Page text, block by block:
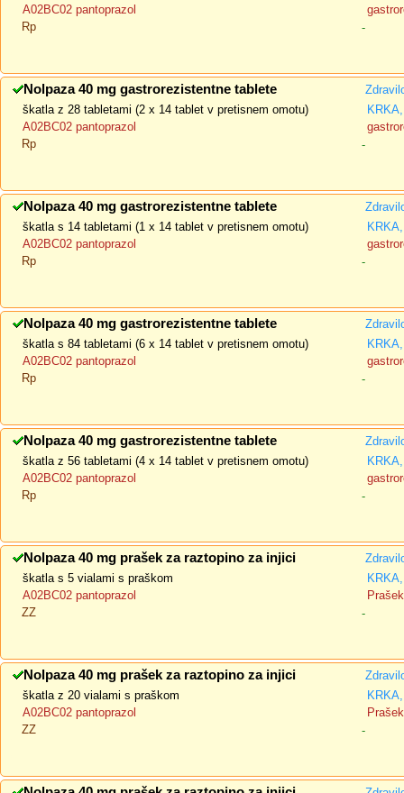
A02BC02 pantoprazol
Rp
-
Nolpaza 40 mg gastrorezistentne tablete
škatla z 28 tabletami (2 x 14 tablet v pretisnem omotu)
A02BC02 pantoprazol
Rp
-
Nolpaza 40 mg gastrorezistentne tablete
škatla s 14 tabletami (1 x 14 tablet v pretisnem omotu)
A02BC02 pantoprazol
Rp
-
Nolpaza 40 mg gastrorezistentne tablete
škatla s 84 tabletami (6 x 14 tablet v pretisnem omotu)
A02BC02 pantoprazol
Rp
-
Nolpaza 40 mg gastrorezistentne tablete
škatla z 56 tabletami (4 x 14 tablet v pretisnem omotu)
A02BC02 pantoprazol
Rp
-
Nolpaza 40 mg prašek za raztopino za injici
škatla s 5 vialami s praškom
A02BC02 pantoprazol
ZZ
-
Nolpaza 40 mg prašek za raztopino za injici
škatla z 20 vialami s praškom
A02BC02 pantoprazol
ZZ
-